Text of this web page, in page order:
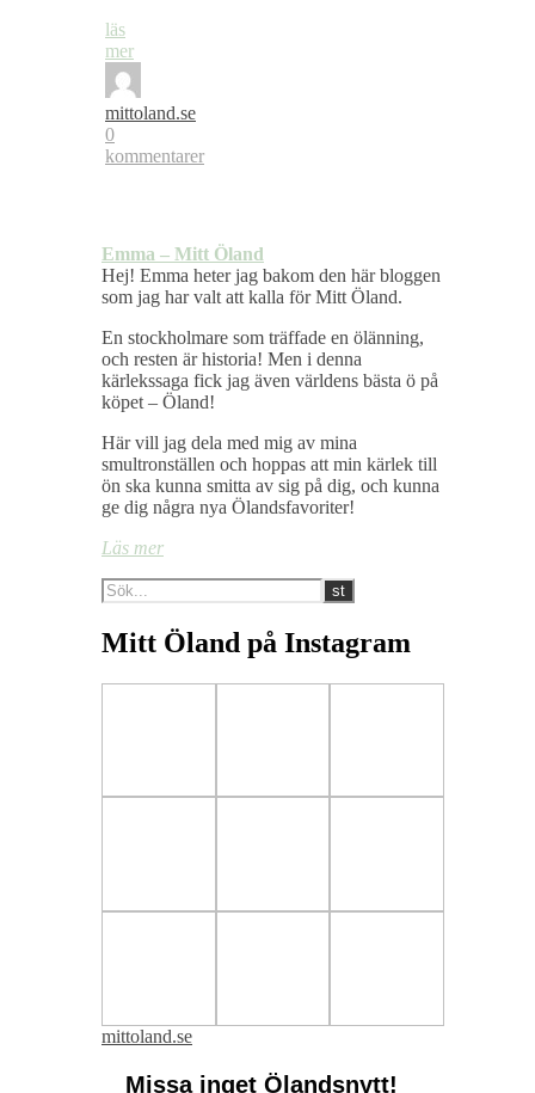
läs
mer
mittoland.se
0
kommentarer
Emma – Mitt Öland
Hej! Emma heter jag bakom den här bloggen
som jag har valt att kalla för Mitt Öland.
En stockholmare som träffade en ölänning,
och resten är historia! Men i denna
kärlekssaga fick jag även världens bästa ö på
köpet – Öland!
Här vill jag dela med mig av mina
smultronställen och hoppas att min kärlek till
ön ska kunna smitta av sig på dig, och kunna
ge dig några nya Ölandsfavoriter!
Läs mer
Mitt Öland på Instagram
mittoland.se
Missa inget Ölandsnytt!